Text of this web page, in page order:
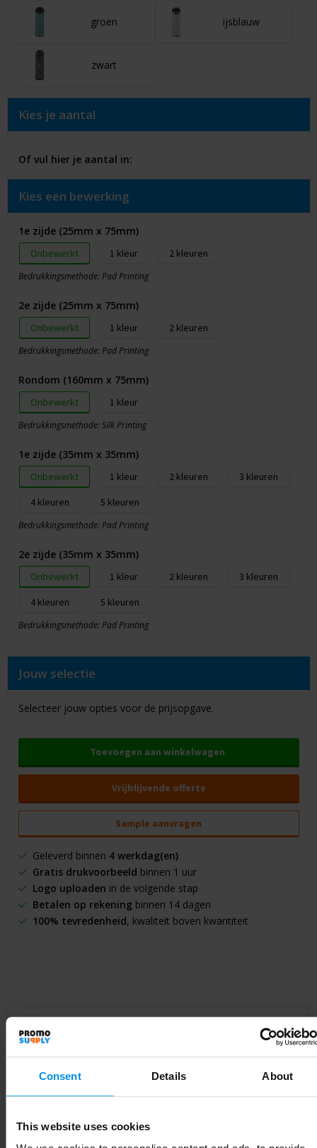
Consent Details About
This website uses cookies
groen ijsblauw
zwart
Kies je aantal
Of vul hier je aantal in:
Kies een bewerking
1e zijde (25mm x 75mm)
Onbewerkt 1 2
Bedrukkingsmethode: Pad Printing
2e zijde (25mm x 75mm)
Onbewerkt 1 2
Bedrukkingsmethode: Pad Printing
Rondom (160mm x 75mm)
Onbewerkt 1
Bedrukkingsmethode: Silk Printing
1e zijde (35mm x 35mm)
Onbewerkt 1 2
3
4
5
Bedrukkingsmethode: Pad Printing
2e zijde (35mm x 35mm)
Onbewerkt 1 2
3
4
5
Bedrukkingsmethode: Pad Printing
Jouw selectie
Selecteer jouw opties voor de prijsopgave.
Toevoegen aan winkelwagen
Vrijblijvende offerte
Sample aanvragen
Geleverd binnen 4 werkdag(en)
Gratis drukvoorbeeld binnen 1 uur
Logo uploaden in de volgende stap
Betalen op rekeningbinnen 14 dagen
100% tevredenheid, kwaliteit boven kwantiteit
Specificaties
Specificaties
Artikelnummer 263165-001999999